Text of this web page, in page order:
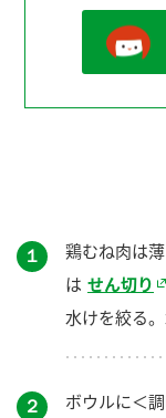
１ 鶏むね肉は薄
は せん切り
水けを絞る
２ ボウルに＜